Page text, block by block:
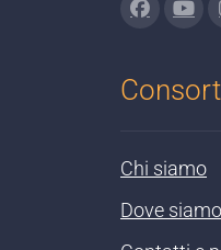
Chi siamo
Dove siamo